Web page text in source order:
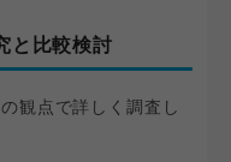
と比較検討
観点で詳しく調査し